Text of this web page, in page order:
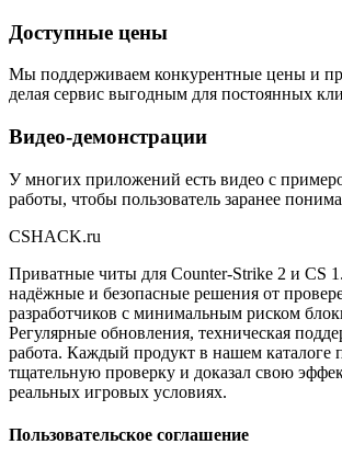
Доступные цены
Мы поддерживаем конкурентные цены и
делая сервис выгодным для постоянных
Видео-демонстрации
У многих приложений есть видео с
работы, чтобы пользователь заранее
CSHACK.ru
Приватные читы для Counter-Strike 2 и CS
надёжные и безопасные решения от
разработчиков с минимальным риском
Регулярные обновления, техническая
работа. Каждый продукт в нашем каталоге
тщательную проверку и доказал свою
реальных игровых условиях.
Пользовательское соглашение